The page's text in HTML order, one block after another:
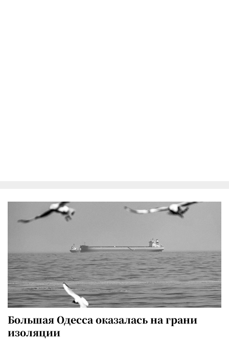
Большая Одесса оказалась на грани
изоляции